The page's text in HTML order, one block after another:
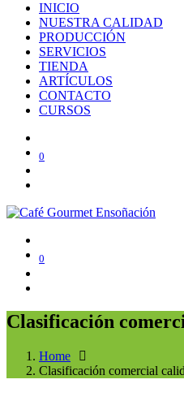
INICIO
NUESTRA CALIDAD
PRODUCCIÓN
SERVICIOS
TIENDA
ARTÍCULOS
CONTACTO
CURSOS
0
0
Clasificación
Home
Clasificación comercial